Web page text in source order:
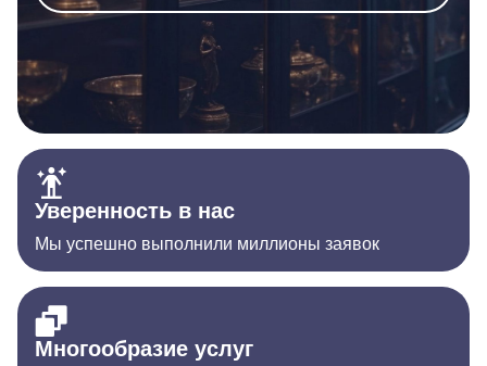
Уверенность в нас
Мы успешно выполнили миллионы заявок
Многообразие услуг